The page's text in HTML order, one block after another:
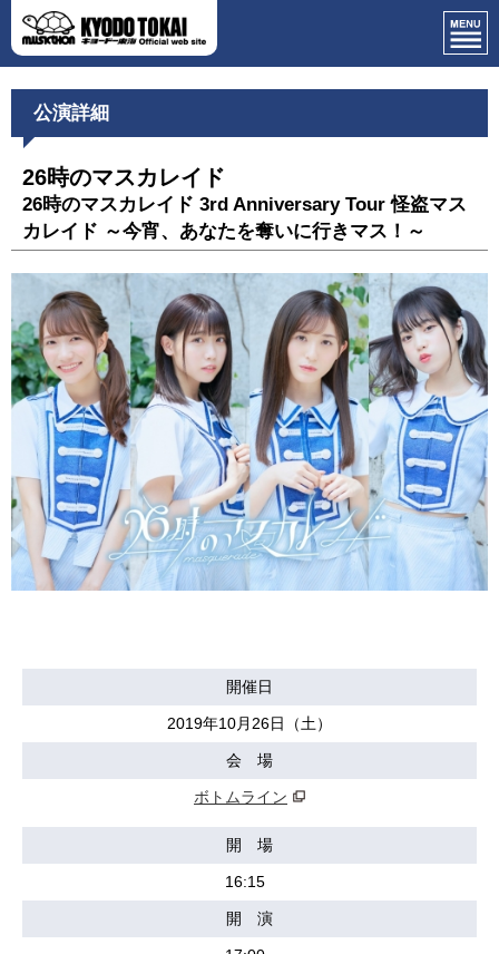
公演詳細
26時のマスカレイド
26時のマスカレイド 3rd Anniversary Tour 怪盗マス
カレイド ～今宵、あなたを奪いに行きマス！～
開催日
2019年10月26日（土）
会 場
ボトムライン
開 場
16:15
開 演